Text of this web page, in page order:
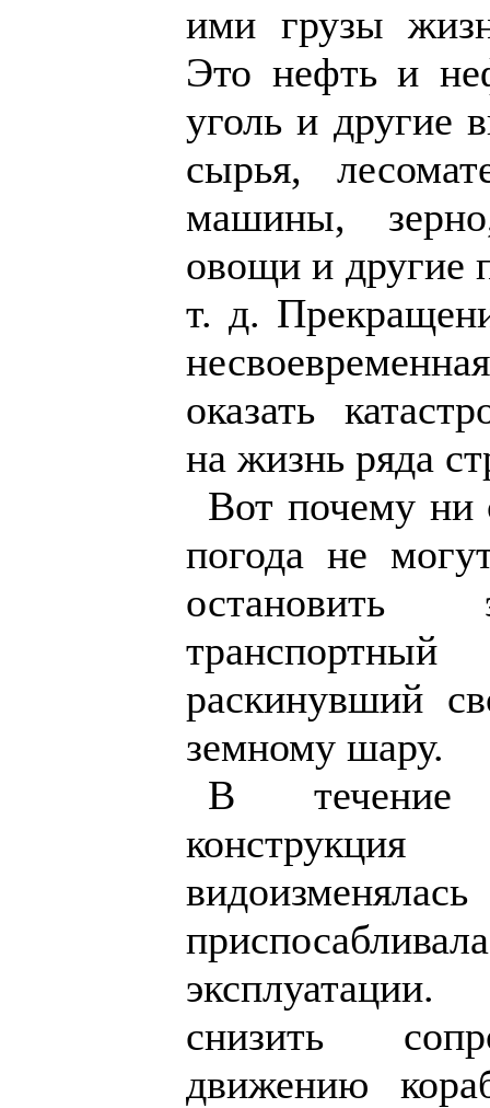
ими грузы
Это нефть и
уголь и другие
сырья,
машины,
овощи и другие
т. д.
оказать
на жизнь ряда
Вот почему ни
погода не
остановить
раскинувший
земному шару.
В течение
снизить
движению